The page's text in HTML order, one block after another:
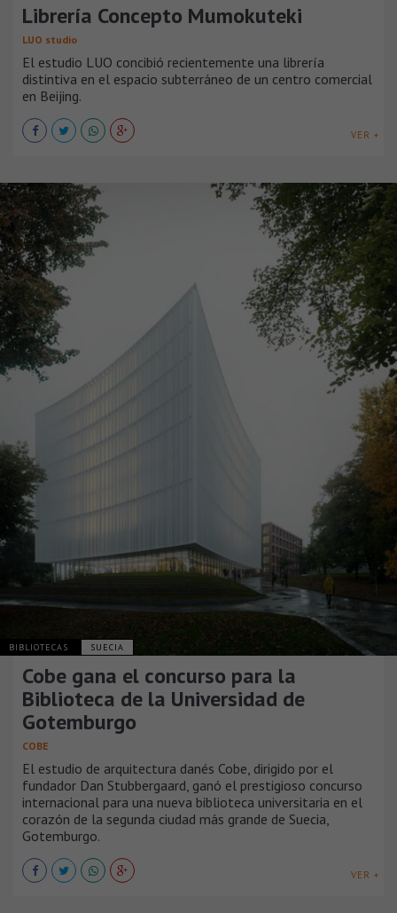
Librería Concepto Mumokuteki
LUO studio
El estudio LUO concibió recientemente una librería
distintiva en el espacio subterráneo de un centro comercial
en Beijing.
VER +
BIBLIOTECAS SUECIA
Cobe gana el concurso para la
Biblioteca de la Universidad de
Gotemburgo
COBE
El estudio de arquitectura danés Cobe, dirigido por el
fundador Dan Stubbergaard, ganó el prestigioso concurso
internacional para una nueva biblioteca universitaria en el
corazón de la segunda ciudad más grande de Suecia,
Gotemburgo.
VER +